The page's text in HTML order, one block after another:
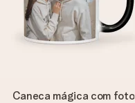
Caneca mágica com foto